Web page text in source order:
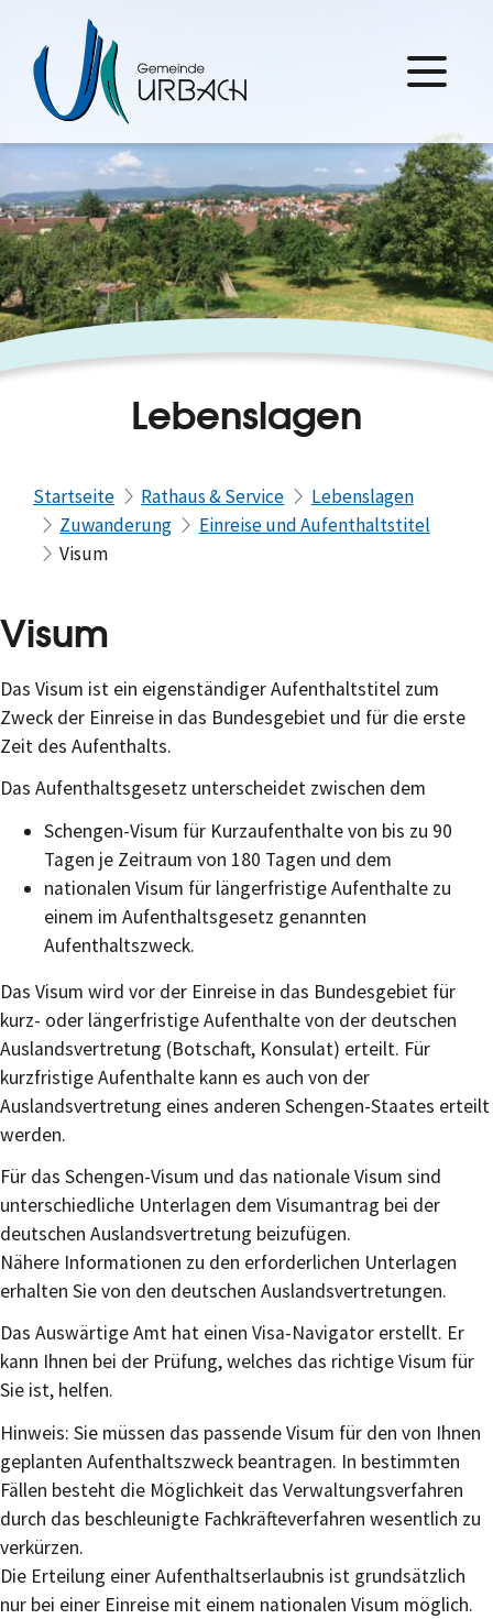
Lebenslagen
Startseite Rathaus & Service
Lebenslagen
Zuwanderung
Einreise und Aufenthaltstitel
Visum
Visum
Das Visum ist ein eigenständiger Aufenthaltstitel zum
Zweck der Einreise in das Bundesgebiet und für die erste
Zeit des Aufenthalts.
Das Aufenthaltsgesetz unterscheidet zwischen dem
Schengen-Visum für Kurzaufenthalte von bis zu 90
Tagen je Zeitraum von 180 Tagen und dem
nationalen Visum für längerfristige Aufenthalte zu
einem im Aufenthaltsgesetz genannten
Aufenthaltszweck.
Das Visum wird vor der Einreise in das Bundesgebiet für
kurz- oder längerfristige Aufenthalte von der deutschen
Auslandsvertretung (Botschaft, Konsulat) erteilt. Für
kurzfristige Aufenthalte kann es auch von der
Auslandsvertretung eines anderen Schengen-Staates erteilt
werden.
Für das Schengen-Visum und das nationale Visum sind
unterschiedliche Unterlagen dem Visumantrag bei der
deutschen Auslandsvertretung beizufügen.
Nähere Informationen zu den erforderlichen Unterlagen
erhalten Sie von den deutschen Auslandsvertretungen.
Das Auswärtige Amt hat einen Visa-Navigator erstellt. Er
kann Ihnen bei der Prüfung, welches das richtige Visum für
Sie ist, helfen.
Hinweis: Sie müssen das passende Visum für den von Ihnen
geplanten Aufenthaltszweck beantragen. In bestimmten
Fällen besteht die Möglichkeit das Verwaltungsverfahren
durch das beschleunigte Fachkräfteverfahren wesentlich zu
verkürzen.
Die Erteilung einer Aufenthaltserlaubnis ist grundsätzlich
nur bei einer Einreise mit einem nationalen Visum möglich.